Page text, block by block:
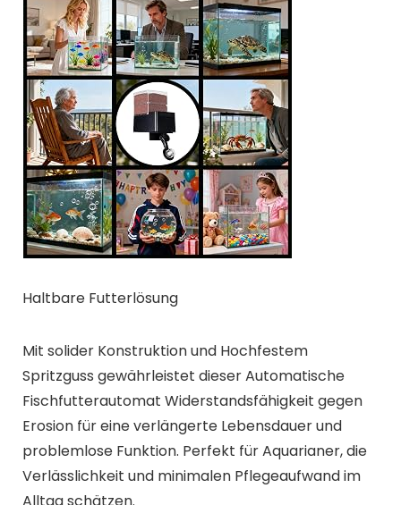
Haltbare Futterlösung
Mit solider Konstruktion und Hochfestem
Fischfutterautomat Widerstandsfähigkeit gegen
Erosion für eine verlängerte Lebensdauer und
problemlose Funktion. Perfekt für Aquarianer, die
Verlässlichkeit und minimalen Pflegeaufwand im
Alltag schätzen.
Der automatische Schildkrötenfutterverteiler ist